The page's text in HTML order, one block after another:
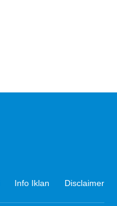
Info Iklan Disclaimer